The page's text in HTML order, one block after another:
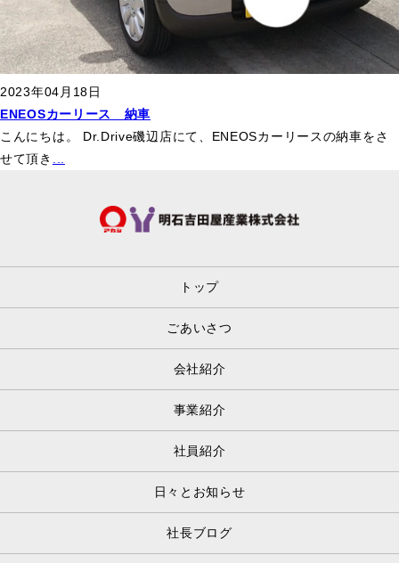
2023年04月18日
ENEOSカーリース 納車
こんにちは。 Dr.Drive磯辺店にて、ENEOSカーリースの納車をさ
せて頂き ...
トップ
ごあいさつ
会社紹介
事業紹介
社員紹介
日々とお知らせ
社長ブログ